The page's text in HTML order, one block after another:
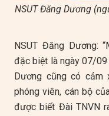
NSUT Đăng Dương
NSUT Đăng Dương:
đặc biệt là ngày 07/
Dương cũng có cảm
phóng viên, cán bộ
được biết Đài TNVN